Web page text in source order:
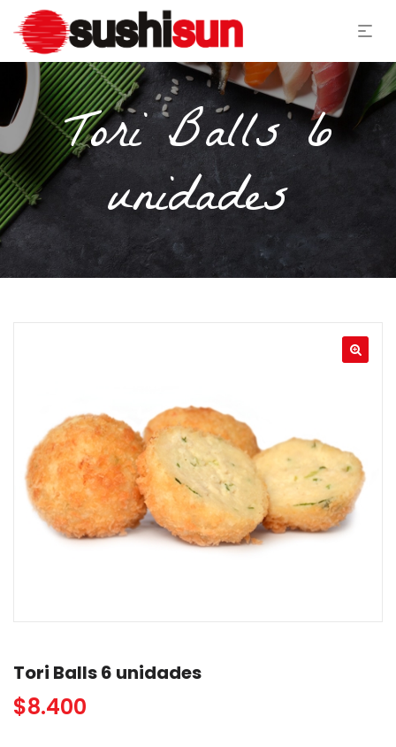
Tori Balls 6
unidades
Tori Balls 6 unidades
$8.400